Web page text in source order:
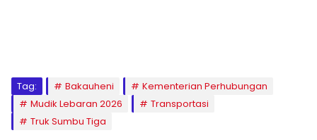
Tag: Bakauheni
Kementerian Perhubungan
Mudik Lebaran 2026
Transportasi
Truk Sumbu Tiga